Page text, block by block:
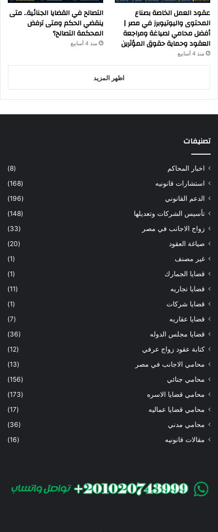
عقود العمل الخاصة بصناع
المحتوى واليوتيوبرز في مصر |
أفضل محامي لصياغة ومراجعة
العقود وحماية حقوق المؤثرين
منذ 4 أسابيع
التصالح في القضايا الجنائية.. متى
ينقضي الحكم ومتى ترفض
المحكمة التصالح؟
منذ 4 أسابيع
اظهر المزيد
تصنيفات
اخبار المحاكم
(8)
استشارات قانونيه
(168)
الدعم القانوني
(196)
تأسيس الشركات وتعديلها
(148)
زواج الاجانب في مصر
(33)
صياغة العقود
(20)
غير مصنف
(1)
قضايا الجمارك
(1)
قضايا تجاريه
(11)
قضايا شركات
(1)
قضايا عقاريه
(7)
قضايا مجلس الدوله
(36)
كتابة عقود زواج عرفي
(12)
محامي الاجانب في مصر
(13)
محامي جنائي
(156)
محامي قضايا الاسره
(173)
محامي قضايا عماليه
(17)
محامي مدني
(36)
مقالات قانونيه
(16)